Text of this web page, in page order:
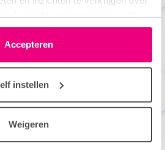
Je kunt je toestemming op elk
via het cookie-icoontje
De lijst met partners is te vinden
Accepteren
instellen
Weigeren
te vertellen over jouw
telefoonnummer. We nemen
met je op.